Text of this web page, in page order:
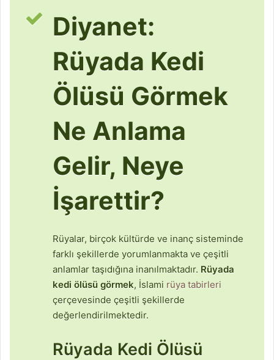
Diyanet:
Rüyada Kedi
Ölüsü Görmek
Ne Anlama
Gelir, Neye
İşarettir?
Rüyalar, birçok kültürde ve inanç sisteminde
farklı şekillerde yorumlanmakta ve çeşitli
anlamlar taşıdığına inanılmaktadır. Rüyada
kedi ölüsü görmek, İslami rüya tabirleri
çerçevesinde çeşitli şekillerde
değerlendirilmektedir.
Rüyada Kedi Ölüsü